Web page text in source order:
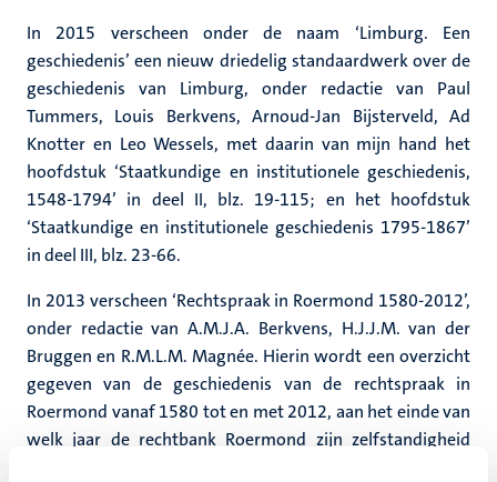
In 2015 verscheen onder de naam ‘Limburg. Een
geschiedenis’ een nieuw driedelig standaardwerk over de
geschiedenis van Limburg, onder redactie van Paul
Tummers, Louis Berkvens, Arnoud-Jan Bijsterveld, Ad
Knotter en Leo Wessels, met daarin van mijn hand het
hoofdstuk ‘Staatkundige en institutionele geschiedenis,
1548-1794’ in deel II, blz. 19-115; en het hoofdstuk
‘Staatkundige en institutionele geschiedenis 1795-1867’
in deel III, blz. 23-66.
In 2013 verscheen ‘Rechtspraak in Roermond 1580-2012’,
onder redactie van A.M.J.A. Berkvens, H.J.J.M. van der
Bruggen en R.M.L.M. Magnée. Hierin wordt een overzicht
gegeven van de geschiedenis van de rechtspraak in
Roermond vanaf 1580 tot en met 2012, aan het einde van
welk jaar de rechtbank Roermond zijn zelfstandigheid